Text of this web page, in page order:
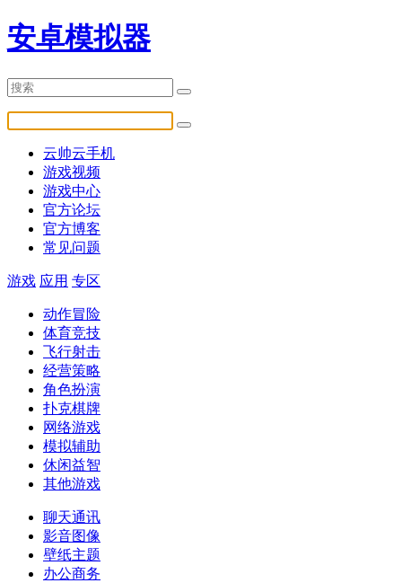
安卓模拟器
云帅云手机
游戏视频
游戏中心
官方论坛
官方博客
常见问题
游戏 应用 专区
动作冒险
体育竞技
飞行射击
经营策略
角色扮演
扑克棋牌
网络游戏
模拟辅助
休闲益智
其他游戏
聊天通讯
影音图像
壁纸主题
办公商务